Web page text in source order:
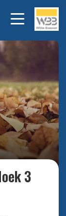
Bekijk alle foto's
3